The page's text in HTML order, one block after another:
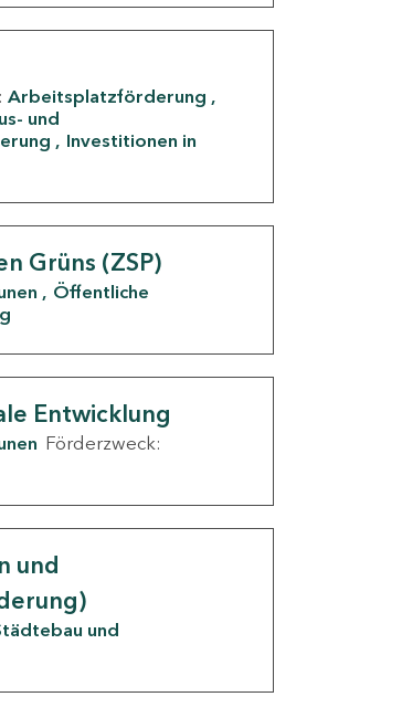
Arbeitsplatzförderung
und
Investitionen in
Grüns (ZSP)
Öffentliche
Entwicklung
Förderzweck:
und
und